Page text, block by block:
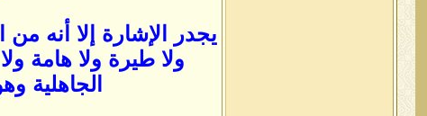
يجدر الإشارة إلا أنه
ولا طيرة ولا هامة
الجاهلية